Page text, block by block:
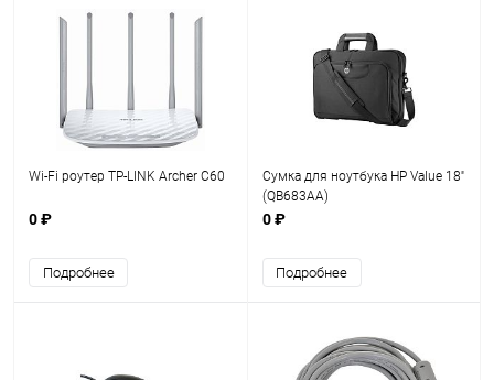
Wi-Fi роутер TP-LINK Archer C60
0 ₽
Подробнее
Сумка для ноутбука HP Value 18''
(QB683AA)
0 ₽
Подробнее